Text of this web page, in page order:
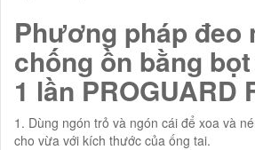
Phương pháp đeo
chống ồn bằng
1 lần PROGUARD
1. Dùng ngón trỏ và ngón cái để xoa và
cho vừa với kích thước của ống tai.